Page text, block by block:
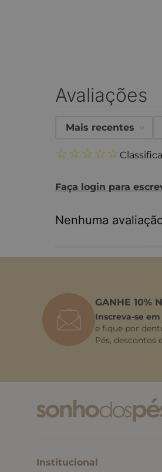
Avaliações
☆☆☆☆☆
Faça login para
Mais recentes
Nenhuma
GANHE 10%
Inscreva-se
e fique por
Pés, descontos
Institucional